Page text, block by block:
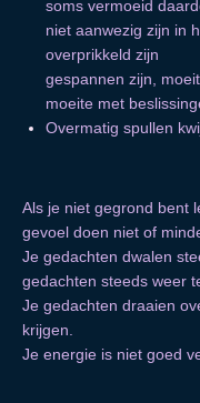
soms vermoeid
niet aanwezig zijn in
overprikkeld zijn
gespannen zijn,
moeite met
Overmatig spullen
Als je niet gegrond bent
gevoel doen niet of
Je gedachten dwalen
gedachten steeds weer
Je gedachten draaien
krijgen.
Je energie is niet goed